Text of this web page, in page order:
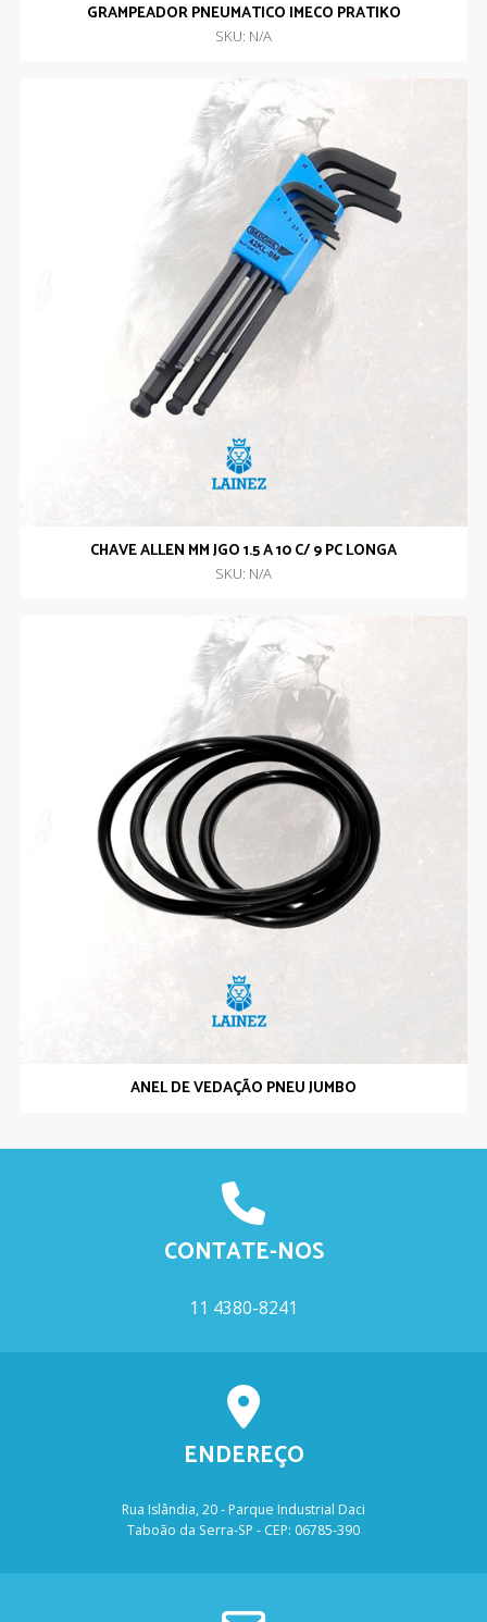
GRAMPEADOR PNEUMATICO IMECO PRATIKO
SKU: N/A
CHAVE ALLEN MM JGO 1.5 A 10 C/ 9 PC LONGA
SKU: N/A
ANEL DE VEDAÇÃO PNEU JUMBO
CONTATE-NOS
11 4380-8241
ENDEREÇO
Rua Islândia, 20 - Parque Industrial Daci
Taboão da Serra-SP - CEP: 06785-390